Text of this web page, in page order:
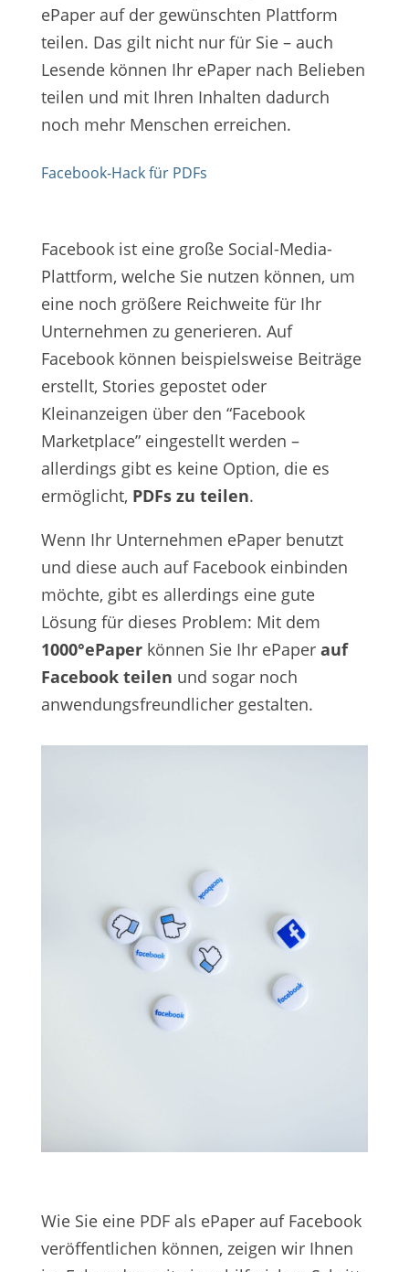
ePaper auf der gewünschten Plattform
teilen. Das gilt nicht nur für Sie – auch
Lesende können Ihr ePaper nach Belieben
teilen und mit Ihren Inhalten dadurch
noch mehr Menschen erreichen.
Facebook-Hack für PDFs
Facebook ist eine große Social-Media-
Plattform, welche Sie nutzen können, um
eine noch größere Reichweite für Ihr
Unternehmen zu generieren. Auf
Facebook können beispielsweise Beiträge
erstellt, Stories gepostet oder
Kleinanzeigen über den “Facebook
Marketplace” eingestellt werden –
allerdings gibt es keine Option, die es
ermöglicht, PDFs zu teilen.
Wenn Ihr Unternehmen ePaper benutzt
und diese auch auf Facebook einbinden
möchte, gibt es allerdings eine gute
Lösung für dieses Problem: Mit dem
1000°ePaperkönnen Sie Ihr ePaper auf
Facebook teilen und sogar noch
anwendungsfreundlicher gestalten.
Wie Sie eine PDF als ePaper auf Facebook
veröffentlichen können, zeigen wir Ihnen